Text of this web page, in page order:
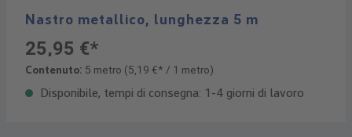
Nastro metallico, lunghezza 5 m
25,95 €*
Contenuto: 5 metro (5,19 €* / 1 metro)
Disponibile, tempi di consegna: 1-4 giorni di lavoro